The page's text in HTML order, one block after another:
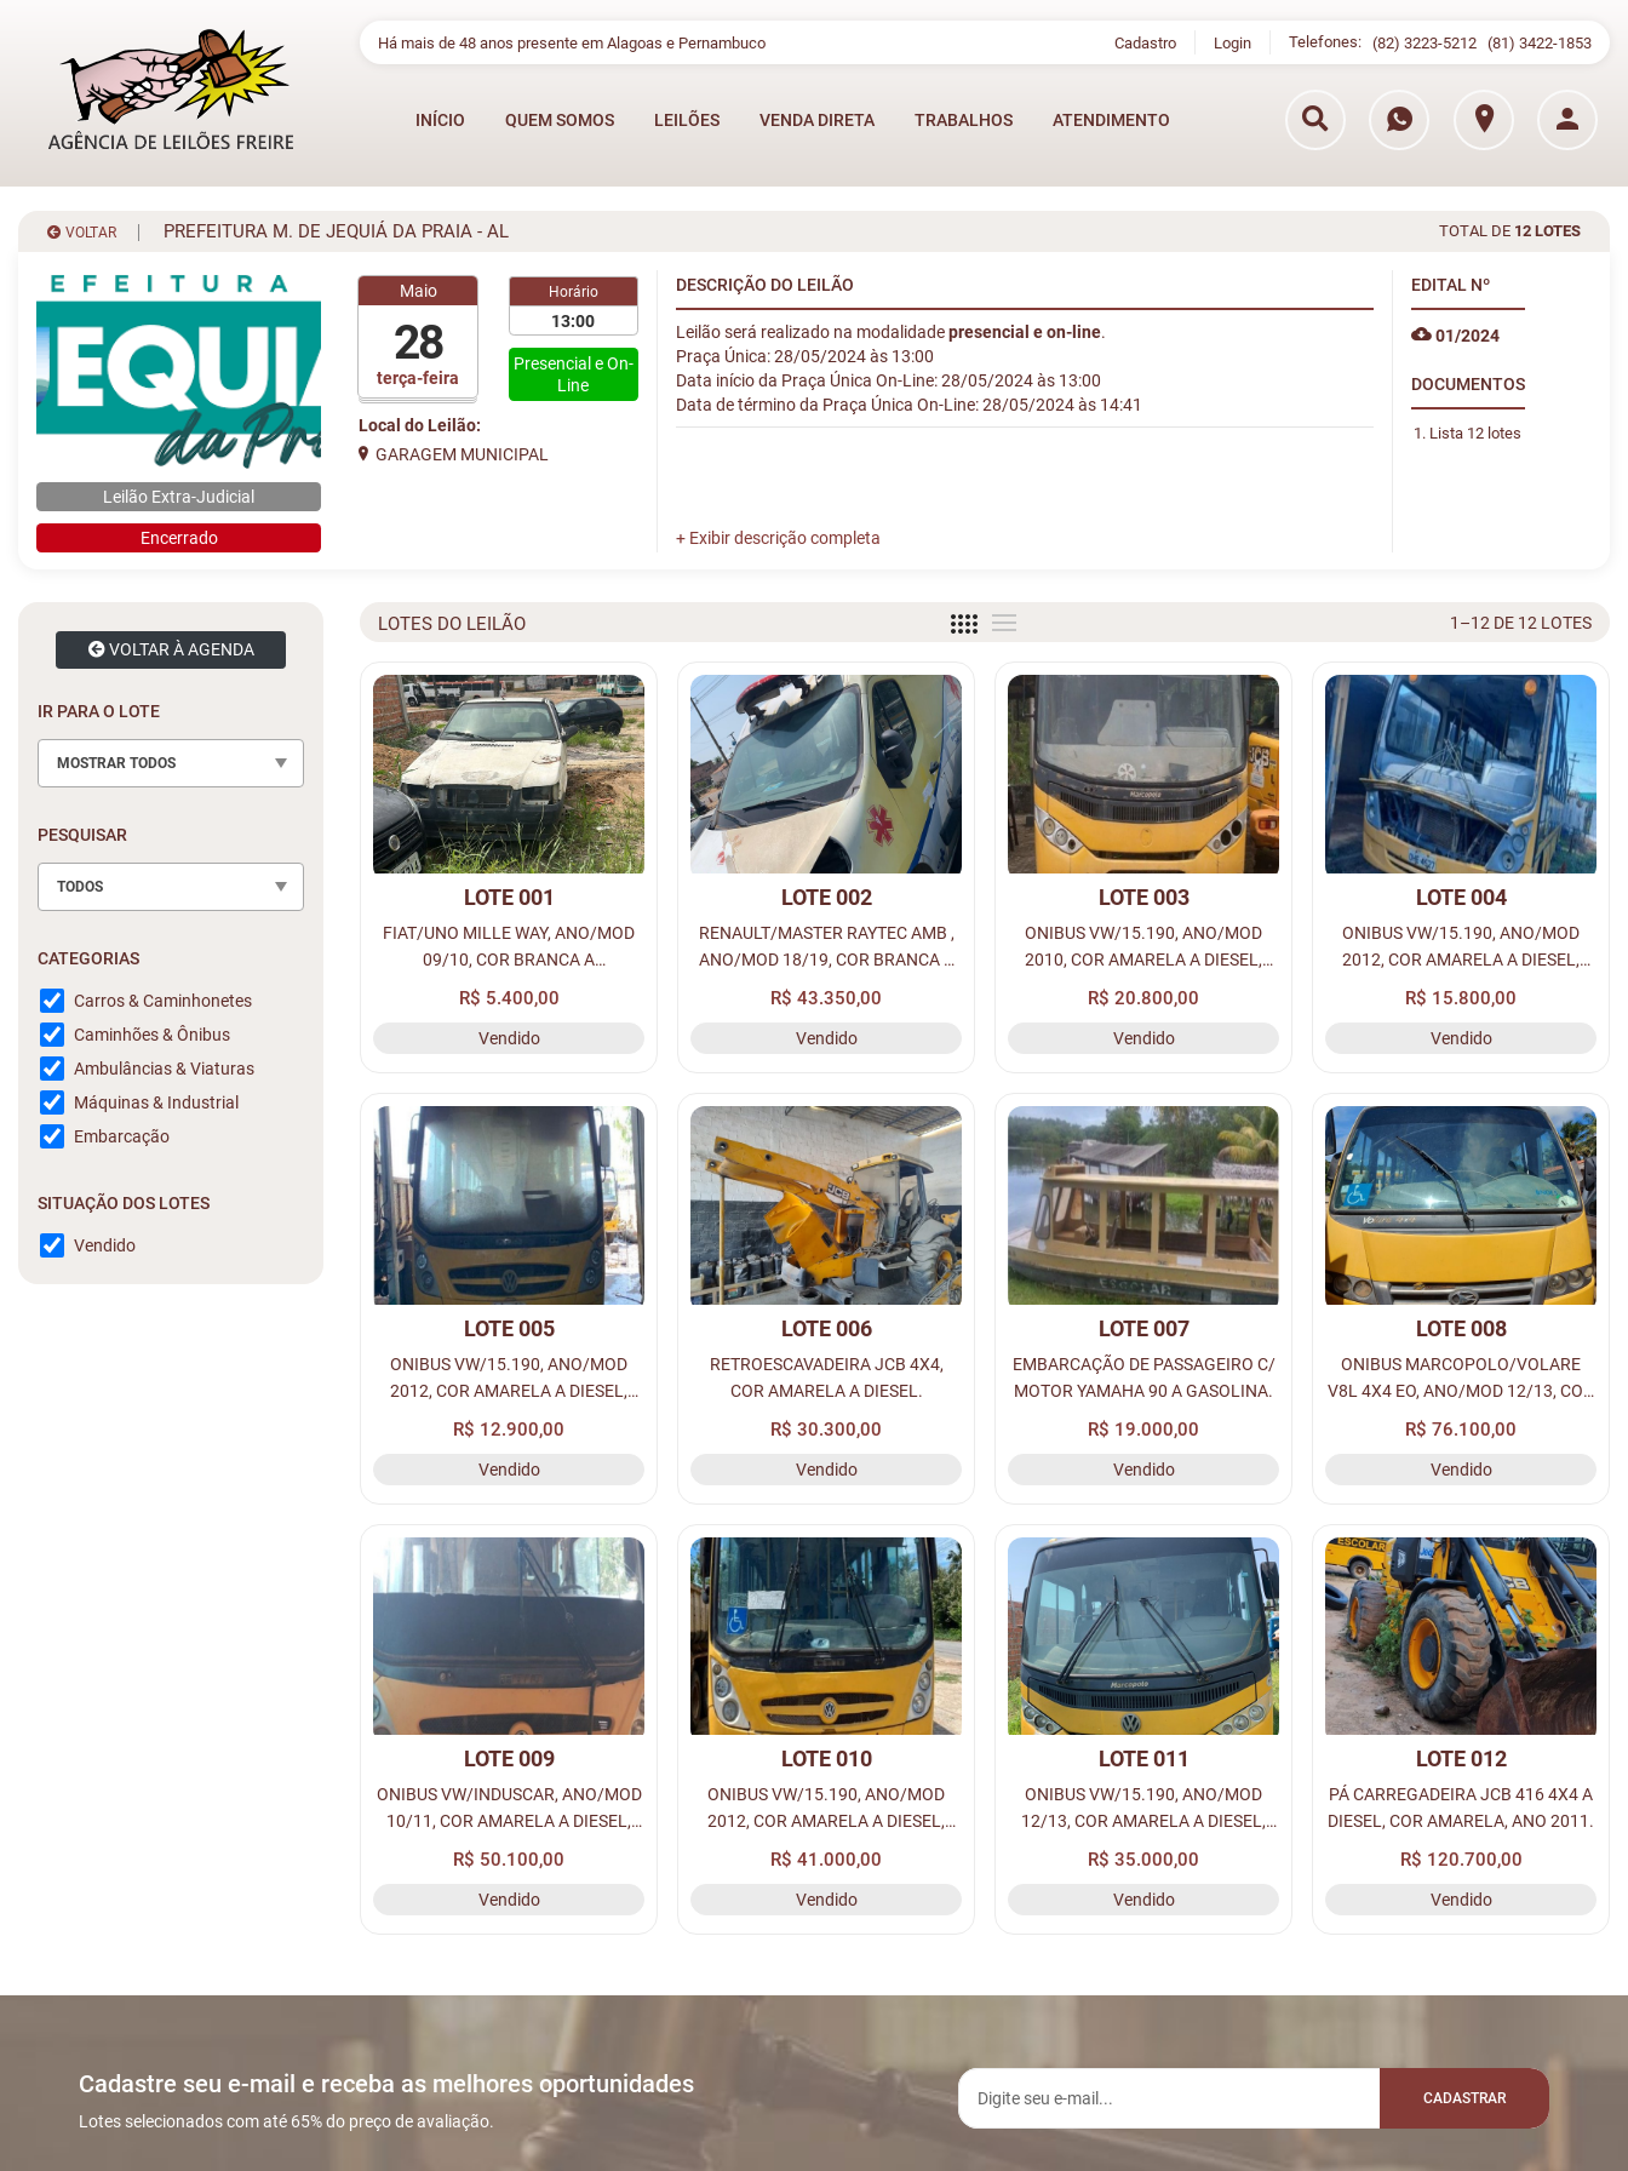
Há mais de 48 anos presente em Alagoas e Pernambuco Cadastro Login Telefones: (82) 3223-5212 (81) 3422-1853
INÍCIO QUEM SOMOS LEILÕES VENDA DIRETA TRABALHOS ATENDIMENTO
VOLTAR PREFEITURA M. DE JEQUIÁ DA PRAIA - AL TOTAL DE 12 LOTES
Leilão Extra-Judicial
Encerrado
terça-feira
Maio
28
Horário
13:00
Presencial e On-
Line
Local do Leilão:
GARAGEM MUNICIPAL
DESCRIÇÃO DO LEILÃO
Leilão será realizado na modalidadepresencial e on-line.
Praça Única: 28/05/2024 às 13:00
Data início da Praça Única On-Line: 28/05/2024 às 13:00
Data de término da Praça Única On-Line: 28/05/2024 às 14:41
EDITAL Nº
01/2024
DOCUMENTOS
Lista 12 lotes
VOLTAR À AGENDA
IR PARA O LOTE
MOSTRAR TODOS
PESQUISAR
TODOS
CATEGORIAS
Carros & Caminhonetes
Caminhões & Ônibus
Ambulâncias & Viaturas
Máquinas & Industrial
Embarcação
SITUAÇÃO DOS LOTES
Vendido
LOTES DO LEILÃO 1–12 DE 12 LOTES
LOTE 001
FIAT/UNO MILLE WAY, ANO/MOD
09/10, COR BRANCA A
ALCO/GASOL, PLACA: NMB-8648,
RENAVAM: 00172897343, CHASSI:
9BD15844AA6367329.
R$ 5.400,00
Vendido
LOTE 002
RENAULT/MASTER RAYTEC AMB ,
ANO/MOD 18/19, COR BRANCA A
DIESEL, PLACA: QLK-6936,
RENAVAM: 01164652912.
R$ 43.350,00
Vendido
LOTE 003
ONIBUS VW/15.190, ANO/MOD
2010, COR AMARELA A DIESEL,
PLACA: NME-6906, RENAVAM:
229022324, CHASSI:
9532882W8AR045438.
R$ 20.800,00
Vendido
LOTE 004
ONIBUS VW/15.190, ANO/MOD
2012, COR AMARELA A DIESEL,
PLACA: OHE-4527, RENAVAM:
00488102146.
R$ 15.800,00
Vendido
LOTE 005
ONIBUS VW/15.190, ANO/MOD
2012, COR AMARELA A DIESEL,
PLACA: OHE-4437, RENAVAM:
00488096952.
R$ 12.900,00
Vendido
LOTE 006
RETROESCAVADEIRA JCB 4X4,
COR AMARELA A DIESEL.
R$ 30.300,00
Vendido
LOTE 007
EMBARCAÇÃO DE PASSAGEIRO C/
MOTOR YAMAHA 90 A GASOLINA.
R$ 19.000,00
Vendido
LOTE 008
ONIBUS MARCOPOLO/VOLARE
V8L 4X4 EO, ANO/MOD 12/13, COR
AMARELA A DIESEL, PLACA: OHF-
7650, RENAVAM: 00527220434,
CHASSI: 93PB58M1DCO44407.
R$ 76.100,00
Vendido
LOTE 009
ONIBUS VW/INDUSCAR, ANO/MOD
10/11, COR AMARELA A DIESEL,
PLACA: NMH-6751, RENAVAM:
280330863, CHASSI:
9532882WXBR113191.
R$ 50.100,00
Vendido
LOTE 010
ONIBUS VW/15.190, ANO/MOD
2012, COR AMARELA A DIESEL,
PLACA: OHE-5177, RENAVAM:
488196370, CHASSI:
9532E82W5CR257810.
R$ 41.000,00
Vendido
LOTE 011
ONIBUS VW/15.190, ANO/MOD
12/13, COR AMARELA A DIESEL,
PLACA: OHG-2989, RENAVAM:
00496805177.
R$ 35.000,00
Vendido
LOTE 012
PÁ CARREGADEIRA JCB 416 4X4 A
DIESEL, COR AMARELA, ANO 2011.
R$ 120.700,00
Vendido
Cadastre seu e-mail e receba as melhores oportunidades
Lotes selecionados com até 65% do preço de avaliação.
CADASTRAR